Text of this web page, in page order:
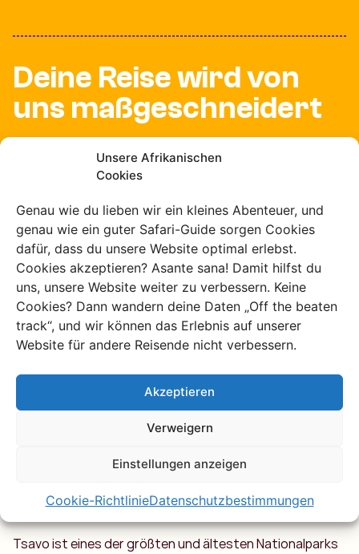
Unsere Afrikanischen
Cookies
Genau wie du lieben wir ein kleines Abenteuer, und
genau wie ein guter Safari-Guide sorgen Cookies
dafür, dass du unsere Website optimal erlebst.
Cookies akzeptieren? Asante sana! Damit hilfst du
uns, unsere Website weiter zu verbessern. Keine
Cookies? Dann wandern deine Daten „Off the beaten
track“, und wir können das Erlebnis auf unserer
Website für andere Reisende nicht verbessern.
Akzeptieren
Verweigern
Einstellungen anzeigen
Cookie-RichtlinieDatenschutzbestimmungen
Deine Reise wird von
uns maßgeschneidert
100 % versichert
während deiner Reise
Alle häufigen
Fragen zu Tsavo
auf einen Blick
besonders?
Tsavo ist eines der größten und ältesten Nationalparks